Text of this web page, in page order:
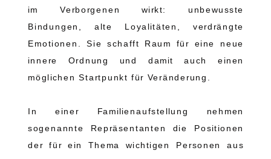
im Verborgenen wirkt: unbewusste
Bindungen, alte Loyalitäten, verdrängte
Emotionen. Sie schafft Raum für eine neue
innere Ordnung und damit auch einen
möglichen Startpunkt für Veränderung.
In einer Familienaufstellung nehmen
sogenannte Repräsentanten die Positionen
der für ein Thema wichtigen Personen aus